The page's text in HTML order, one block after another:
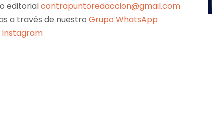
editorialcontrapuntoredaccion@gmail.com
a través de nuestroGrupo WhatsApp
Instagram